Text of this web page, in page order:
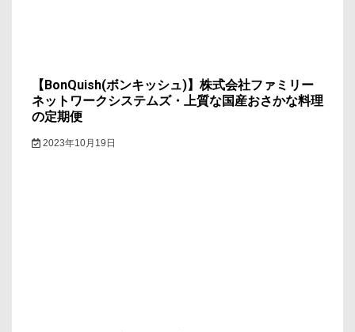
【BonQuish(ボンキッシュ)】株式会社ファミリー
ネットワークシステムズ・上質な国産おさかな料理
の定期便
2023年10月19日